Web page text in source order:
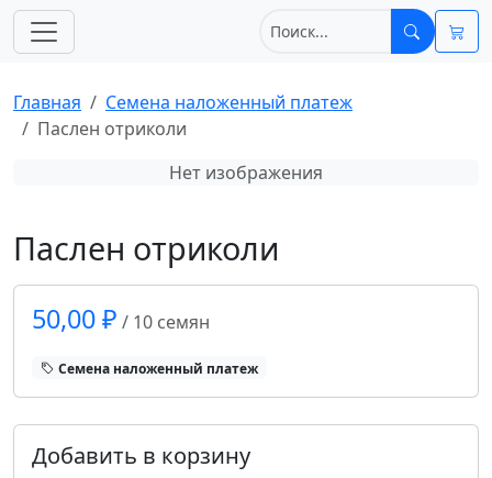
Главная
Cемена наложенный платеж
Паслен отриколи
Нет изображения
Паслен отриколи
50,00 ₽ / 10 семян
Cемена наложенный платеж
Добавить в корзину